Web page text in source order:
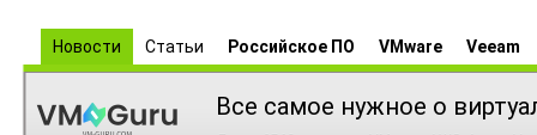
Новости Статьи Российское ПО VMware Veeam
Все самое нужное о